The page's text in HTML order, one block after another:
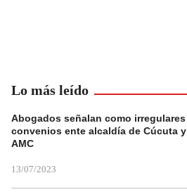
Lo más leído
Abogados señalan como irregulares
convenios ente alcaldía de Cúcuta y
AMC
13/07/2023